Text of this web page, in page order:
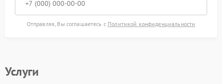
Отправляя, Вы соглашаетесь с Политикой конфиденциальности
Услуги